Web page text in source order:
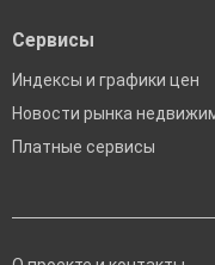
Сервисы
Индексы и графики цен
Новости рынка
Платные сервисы